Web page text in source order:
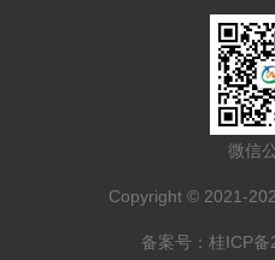
微信
Copyright © 2021-
备案号： 桂ICP备